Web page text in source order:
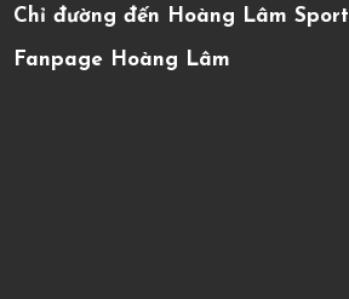
Chỉ đường đến Hoàng Lâm Sport
Fanpage Hoàng Lâm